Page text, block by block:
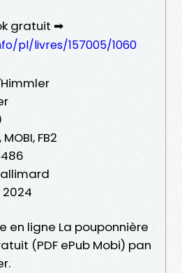
gratuit ➡
pl/livres/157005/1060
FB2
en ligne La pouponnière
(PDF ePub Mobi) pan